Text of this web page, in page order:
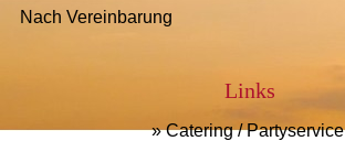
Nach Vereinbarung
Links
» Catering / Partyservice